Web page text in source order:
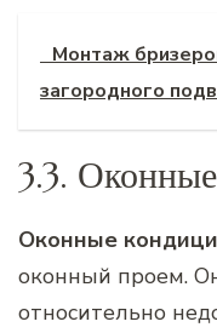
Монтаж
загородного
3.3.
Оконные
оконный проем.
относительно